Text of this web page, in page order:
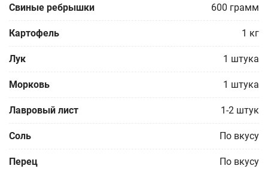
Свиные ребрышки 600 грамм
Картофель 1 кг
Лук 1 штука
Морковь 1 штука
Лавровый лист 1-2 штук
Соль По вкусу
Перец По вкусу